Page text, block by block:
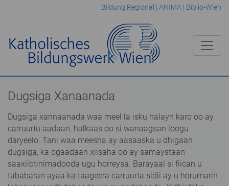
Bildung Regional | ANIMA | Biblio-Wien
Dugsiga Xanaanada
Dugsiga xannaanada waa meel la isku halayn karo oo ay
carruurtu aadaan, halkaas oo si wanaagsan loogu
daryeelo. Tani waa meesha ay aasaaska u dhigaan
dugsiga, ka ogaadaan xiisaha oo ay samaystaan
saaxiibtinimadooda ugu horreysa. Barayaal si fiican u
tababaran ayaa ka taageera carruurta sidii ay u horumarin